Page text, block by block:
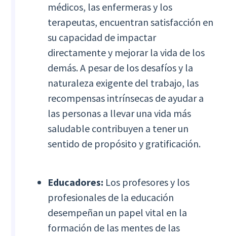
médicos, las enfermeras y los
terapeutas, encuentran satisfacción en
su capacidad de impactar
directamente y mejorar la vida de los
demás. A pesar de los desafíos y la
naturaleza exigente del trabajo, las
recompensas intrínsecas de ayudar a
las personas a llevar una vida más
saludable contribuyen a tener un
sentido de propósito y gratificación.
Educadores: Los profesores y los
profesionales de la educación
desempeñan un papel vital en la
formación de las mentes de las